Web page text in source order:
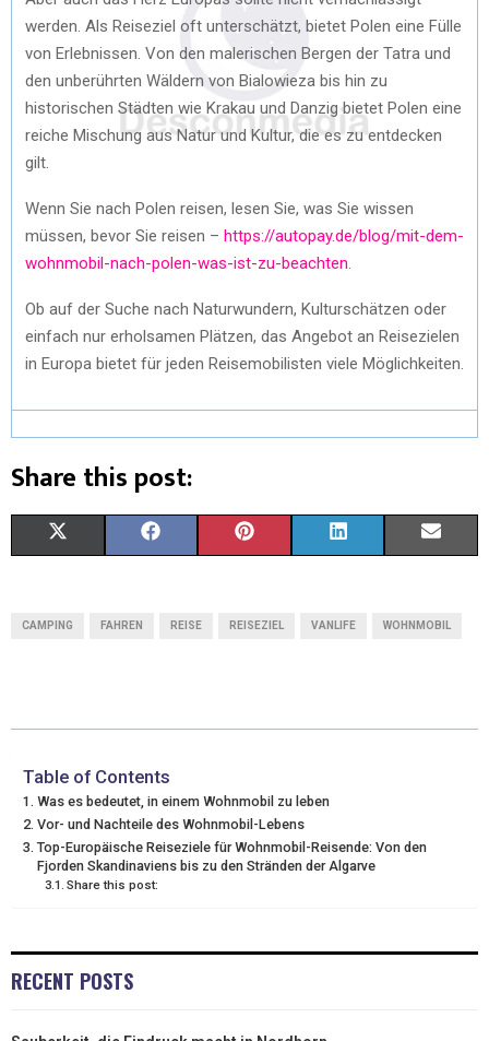
werden. Als Reiseziel oft unterschätzt, bietet Polen eine Fülle
von Erlebnissen. Von den malerischen Bergen der Tatra und
den unberührten Wäldern von Bialowieza bis hin zu
historischen Städten wie Krakau und Danzig bietet Polen eine
reiche Mischung aus Natur und Kultur, die es zu entdecken
gilt.
Wenn Sie nach Polen reisen, lesen Sie, was Sie wissen
müssen, bevor Sie reisen – https://autopay.de/blog/mit-dem-
wohnmobil-nach-polen-was-ist-zu-beachten
Ob auf der Suche nach Naturwundern, Kulturschätzen oder
einfach nur erholsamen Plätzen, das Angebot an Reisezielen
in Europa bietet für jeden Reisemobilisten viele Möglichkeiten.
Share this post:
T
T
E
R
)
O
K
R
S
T
D
CAMPING FAHREN REISE REISEZIEL VANLIFE WOHNMOBIL
Table of Contents
Was es bedeutet, in einem Wohnmobil zu leben
Vor- und Nachteile des Wohnmobil-Lebens
Top-Europäische Reiseziele für Wohnmobil-Reisende: Von den
Fjorden Skandinaviens bis zu den Stränden der Algarve
Share this post:
RECENT POSTS